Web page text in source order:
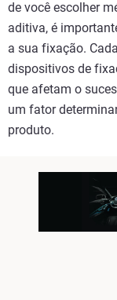
de você escolher
aditiva, é
a sua fixação.
dispositivos de
que afetam o
um fator
produto.